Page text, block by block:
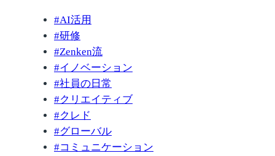
#AI活用
#研修
#Zenken流
#イノベーション
#社員の日常
#クリエイティブ
#クレド
#グローバル
#コミュニケーション